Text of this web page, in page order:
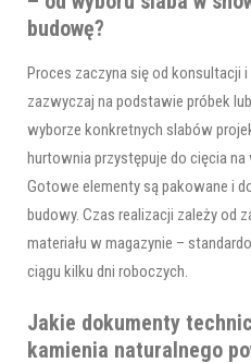
budowę?
Proces zaczyna się od konsultacji
zazwyczaj na podstawie próbek
wyborze konkretnych slabów
hurtownia przystępuje do cięcia
Gotowe elementy są pakowane i
budowy. Czas realizacji zależy od
materiału w magazynie –
ciągu kilku dni roboczych.
Jakie dokumenty
kamienia naturalnego